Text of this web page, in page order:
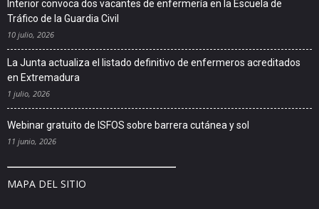
Interior convoca dos vacantes de enfermería en la Escuela de
Tráfico de la Guardia Civil
10 julio, 2026
La Junta actualiza el listado definitivo de enfermeros acreditados
en Extremadura
1 julio, 2026
Webinar gratuito de ISFOS sobre barrera cutánea y sol
11 junio, 2026
MAPA DEL SITIO